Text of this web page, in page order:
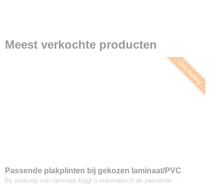
Meest verkochte producten
10% korting
Passende plakplinten bij gekozen laminaat/PVC
Bij aankoop van laminaat krijgt u automatisch de passende…